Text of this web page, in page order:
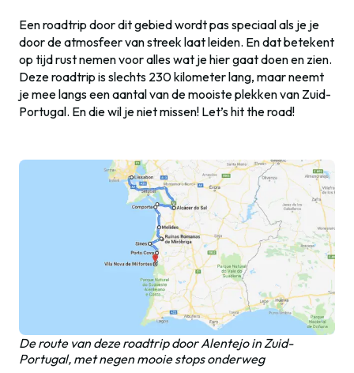
Een roadtrip door dit gebied wordt pas speciaal als je je
door de atmosfeer van streek laat leiden. En dat betekent
op tijd rust nemen voor alles wat je hier gaat doen en zien.
Deze roadtrip is slechts 230 kilometer lang, maar neemt
je mee langs een aantal van de mooiste plekken van Zuid-
Portugal. En die wil je niet missen! Let’s hit the road!
De route van deze roadtrip door Alentejo in Zuid-
Portugal, met negen mooie stops onderweg